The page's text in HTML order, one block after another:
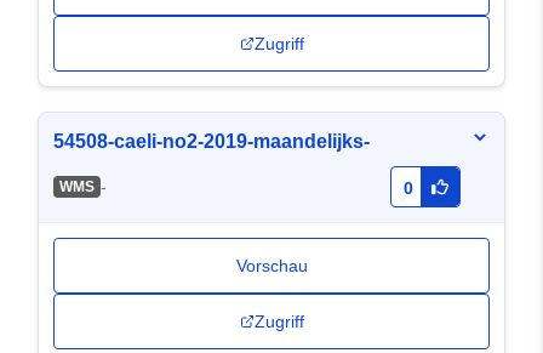
Zugriff
54508-caeli-no2-2019-maandelijks-
WMS - 0
Vorschau
Zugriff